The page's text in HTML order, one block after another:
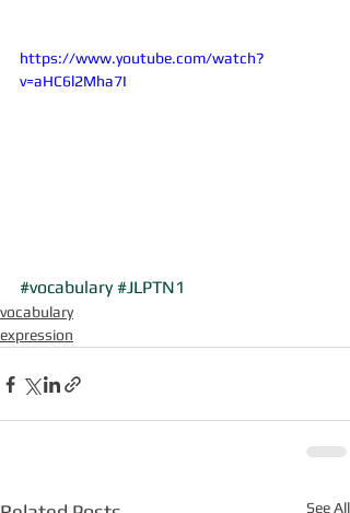
https://www.youtube.com/watch?
v=aHC6l2Mha7I
#vocabulary #JLPTN1
vocabulary
expression
See All